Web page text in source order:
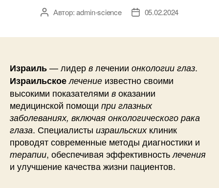
АвторАвтор:admin-science
Дата05.02.2024
Израиль— лидер в лечении онкологии глаз.
Израильское лечение известно своими
высокими показателями в оказании
медицинской помощи при глазных
заболеваниях, включая онкологического рака
глаза. Специалисты израильскихклиник
проводят современные методы диагностики и
терапии, обеспечивая эффективностьлечения
и улучшение качества жизни пациентов.